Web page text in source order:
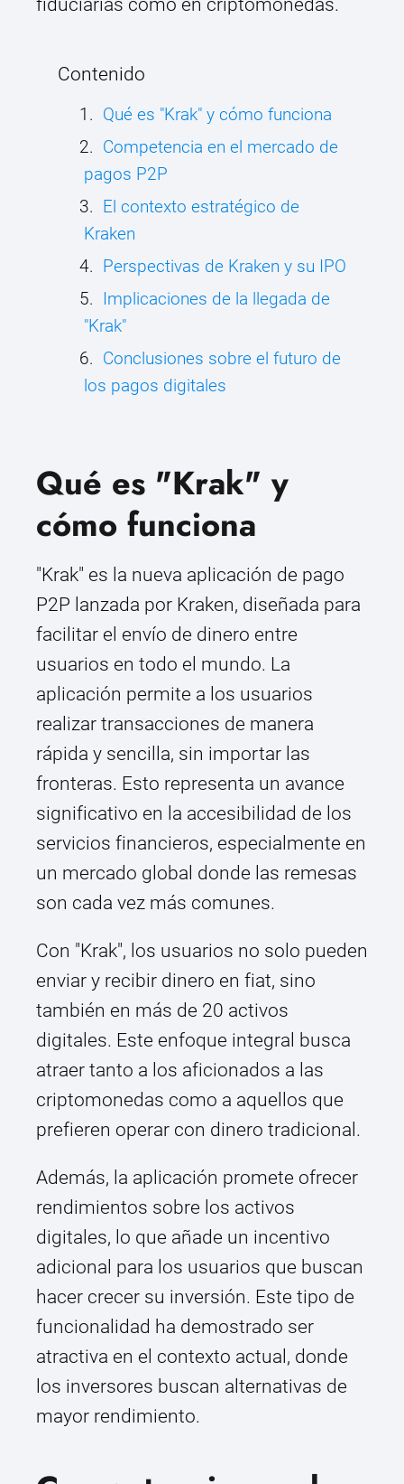
fiduciarias como en criptomonedas.
Contenido
Qué es "Krak" y cómo funciona
Competencia en el mercado de
pagos P2P
El contexto estratégico de
Kraken
Perspectivas de Kraken y su IPO
Implicaciones de la llegada de
"Krak"
Conclusiones sobre el futuro de
los pagos digitales
Qué es "Krak" y
cómo funciona
"Krak" es la nueva aplicación de pago
P2P lanzada por Kraken, diseñada para
facilitar el envío de dinero entre
usuarios en todo el mundo. La
aplicación permite a los usuarios
realizar transacciones de manera
rápida y sencilla, sin importar las
fronteras. Esto representa un avance
significativo en la accesibilidad de los
servicios financieros, especialmente en
un mercado global donde las remesas
son cada vez más comunes.
Con "Krak", los usuarios no solo pueden
enviar y recibir dinero en fiat, sino
también en más de 20 activos
digitales. Este enfoque integral busca
atraer tanto a los aficionados a las
criptomonedas como a aquellos que
prefieren operar con dinero tradicional.
Además, la aplicación promete ofrecer
rendimientos sobre los activos
digitales, lo que añade un incentivo
adicional para los usuarios que buscan
hacer crecer su inversión. Este tipo de
funcionalidad ha demostrado ser
atractiva en el contexto actual, donde
los inversores buscan alternativas de
mayor rendimiento.